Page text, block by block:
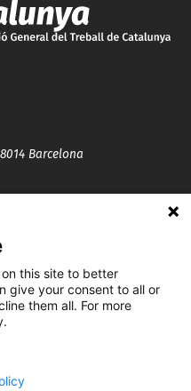
Barcelona
this site to better
give your consent to all or
them all. For more